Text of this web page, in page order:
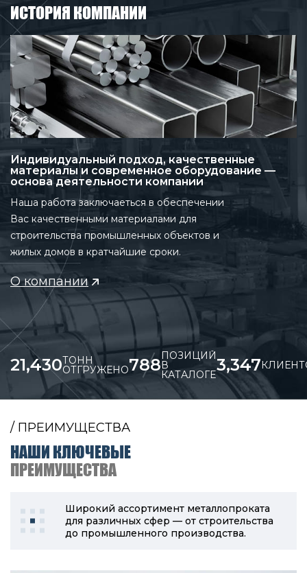
ИСТОРИЯ КОМПАНИИ
Индивидуальный подход, качественные
материалы и современное оборудование —
основа деятельности компании
Наша работа заключаеться в обеспечении
Вас качественными материалами для
строительства промышленных объектов и
жилых домов в кратчайшие сроки.
О компании
21,430ТОНН
ОТГРУЖЕНО788ПОЗИЦИЙ
В
КАТАЛОГЕ3,347
/ ПРЕИМУЩЕСТВА
НАШИ КЛЮЧЕВЫЕ
ПРЕИМУЩЕСТВА
Широкий ассортимент металлопроката
для различных сфер — от строительства
до промышленного производства.